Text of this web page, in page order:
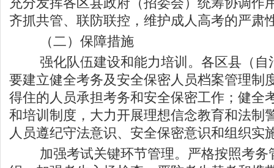
齐抓共管、联防联控，维护成人高考的严肃
（二）保障措施
强化队伍建设和能力培训。各区县（自
要建立健全考务及安全保密人员档案管理制
得住的人员承担考务和安全保密工作；健全
和培训制度，大力开展理想信念教育和法制
人员遵纪守法意识、安全保密意识和组织实
加强考试关键环节管理。严格按照考务